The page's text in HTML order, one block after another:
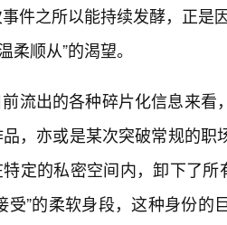
件之所以能持续发酵，正是
柔顺从”的渴望。
流出的各种碎片化信息来
，亦或是某次突破常规的
定的私密空间内，卸下了
受”的柔软身段，这种身份